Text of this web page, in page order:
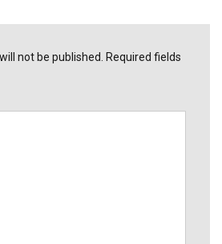
not be published. Required fields